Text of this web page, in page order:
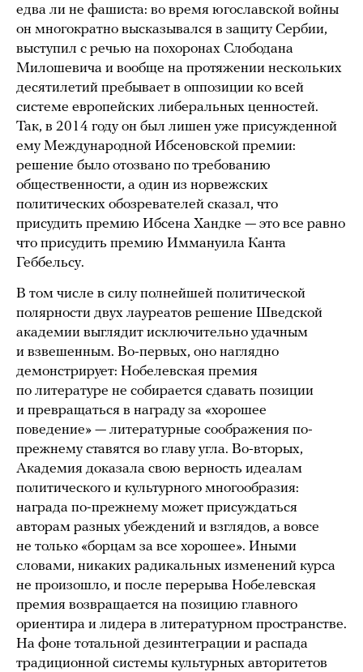
едва ли не фашиста: во время югославской войны
он многократно высказывался в защиту Сербии,
выступил с речью на похоронах Слободана
Милошевича и вообще на протяжении нескольких
десятилетий пребывает в оппозиции ко всей
системе европейских либеральных ценностей.
Так, в 2014 году он был лишен уже присужденной
ему Международной Ибсеновской премии:
решение было отозвано по требованию
общественности, а один из норвежских
политических обозревателей сказал, что
присудить премию Ибсена Хандке — это все равно
что присудить премию Иммануила Канта
Геббельсу.
В том числе в силу полнейшей политической
полярности двух лауреатов решение Шведской
академии выглядит исключительно удачным
и взвешенным. Во-первых, оно наглядно
демонстрирует: Нобелевская премия
по литературе не собирается сдавать позиции
и превращаться в награду за «хорошее
поведение» — литературные соображения по-
прежнему ставятся во главу угла. Во-вторых,
Академия доказала свою верность идеалам
политического и культурного многообразия:
награда по-прежнему может присуждаться
авторам разных убеждений и взглядов, а вовсе
не только «борцам за все хорошее». Иными
словами, никаких радикальных изменений курса
не произошло, и после перерыва Нобелевская
премия возвращается на позицию главного
ориентира и лидера в литературном пространстве.
На фоне тотальной дезинтеграции и распада
традиционной системы культурных авторитетов